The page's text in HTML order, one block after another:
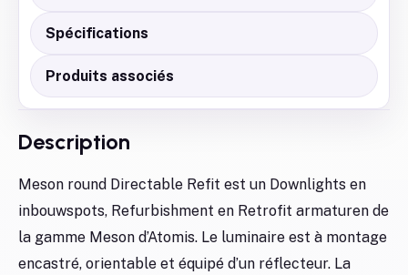
Spécifications
Produits associés
Description
Meson round Directable Refit est un Downlights en
inbouwspots, Refurbishment en Retrofit armaturen de
la gamme Meson d’Atomis. Le luminaire est à montage
encastré, orientable et équipé d’un réflecteur. La